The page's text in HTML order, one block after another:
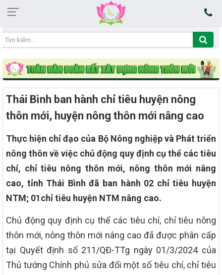
04:01:01 06/08/2026
Thái Bình ban hành chỉ tiêu huyện nông
thôn mới, huyện nông thôn mới nâng cao
Thực hiện chỉ đạo của Bộ Nông nghiệp và Phát triển
nông thôn về việc chủ động quy định cụ thể các tiêu
chí, chỉ tiêu nông thôn mới, nông thôn mới nâng
cao, tỉnh Thái Bình đã ban hành 02 chỉ tiêu huyện
NTM; 01chỉ tiêu huyện NTM nâng cao.
Chủ động quy định cụ thể các tiêu chí, chỉ tiêu nông
thôn mới, nông thôn mới nâng cao đã được phân cấp
tại Quyết định số 211/QĐ-TTg ngày 01/3/2024 của
Thủ tướng Chính phủ sửa đổi một số tiêu chí, chỉ tiêu